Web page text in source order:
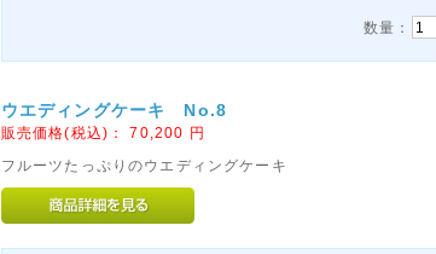
数量：
ウエディングケーキ No.8
販売価格(税込)：70,200 円
フルーツたっぷりのウエディングケーキ